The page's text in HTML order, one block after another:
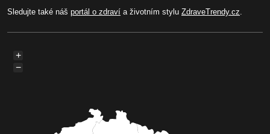
Sledujte také náš portál o zdraví a životním stylu ZdraveTrendy.cz.
+
−